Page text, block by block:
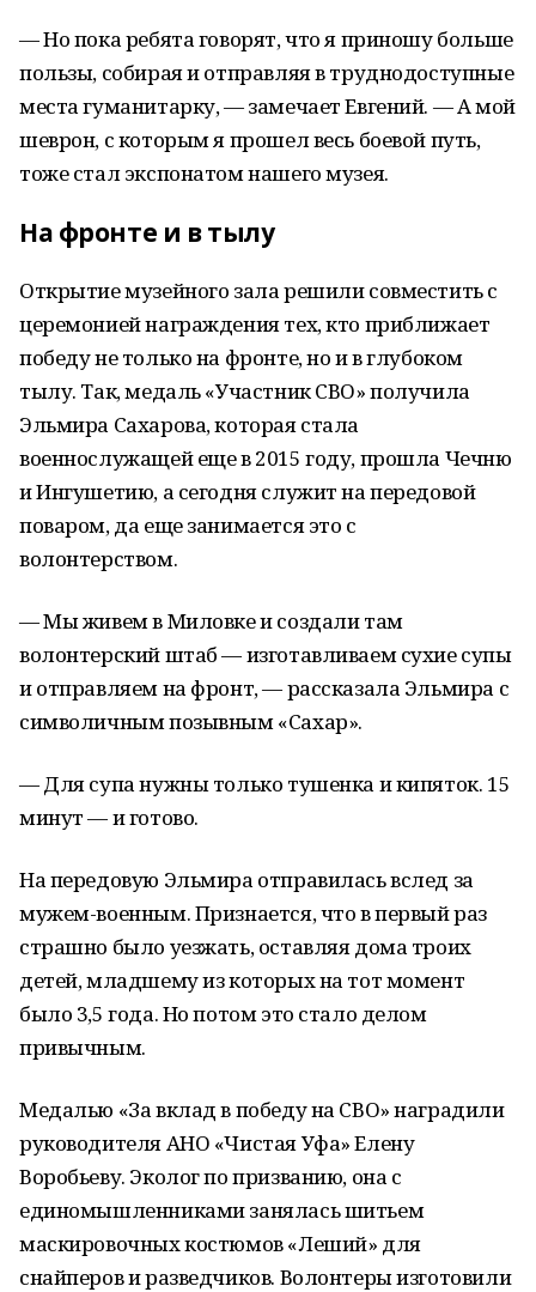
— Но пока ребята говорят, что я приношу больше
пользы, собирая и отправляя в труднодоступные
места гуманитарку, — замечает Евгений. — А мой
шеврон, с которым я прошел весь боевой путь,
тоже стал экспонатом нашего музея.
На фронте и в тылу
Открытие музейного зала решили совместить с
церемонией награждения тех, кто приближает
победу не только на фронте, но и в глубоком
тылу. Так, медаль «Участник СВО» получила
Эльмира Сахарова, которая стала
военнослужащей еще в 2015 году, прошла Чечню
и Ингушетию, а сегодня служит на передовой
поваром, да еще занимается это с
волонтерством.
— Мы живем в Миловке и создали там
волонтерский штаб — изготавливаем сухие супы
и отправляем на фронт, — рассказала Эльмира с
символичным позывным «Сахар».
— Для супа нужны только тушенка и кипяток. 15
минут — и готово.
На передовую Эльмира отправилась вслед за
мужем-военным. Признается, что в первый раз
страшно было уезжать, оставляя дома троих
детей, младшему из которых на тот момент
было 3,5 года. Но потом это стало делом
привычным.
Медалью «За вклад в победу на СВО» наградили
руководителя АНО «Чистая Уфа» Елену
Воробьеву. Эколог по призванию, она с
единомышленниками занялась шитьем
маскировочных костюмов «Леший» для
снайперов и разведчиков. Волонтеры изготовили